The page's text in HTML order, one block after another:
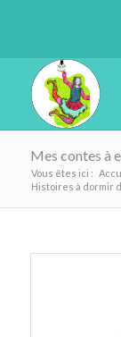
Mes contes à
Vous êtes ici :
Histoires à dormir